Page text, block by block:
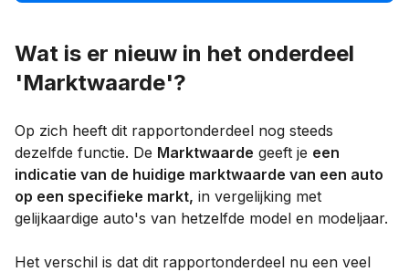
Wat is er nieuw in het onderdeel
'Marktwaarde'?
Op zich heeft dit rapportonderdeel nog steeds
dezelfde functie. De Marktwaarde geeft je een
indicatie van de huidige marktwaarde van een auto
op een specifieke markt, in vergelijking met
gelijkaardige auto's van hetzelfde model en modeljaar.
Het verschil is dat dit rapportonderdeel nu een veel